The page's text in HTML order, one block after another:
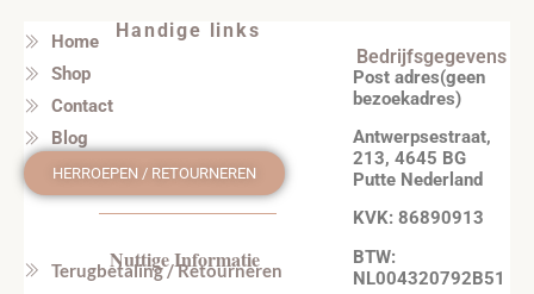
Handige links
Home
Shop
Contact
Blog
HERROEPEN / RETOURNEREN
Nuttige Informatie
Terugbetaling / Retourneren
Bedrijfsgegevens
Post adres(geen
bezoekadres)
Antwerpsestraat,
213, 4645 BG
Putte Nederland
KVK: 86890913
BTW:
NL004320792B51